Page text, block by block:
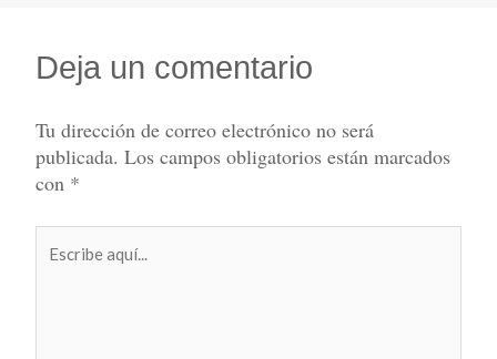
Deja un comentario
Tu dirección de correo electrónico no será
publicada. Los campos obligatorios están marcados
con *
aquí...